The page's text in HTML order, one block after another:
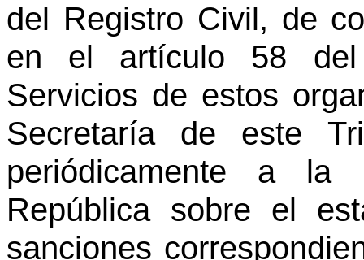
del Registro Civil, de
en el artículo 58 del
Servicios de estos
Secretaría de este
periódicamente a la
República sobre el
sanciones